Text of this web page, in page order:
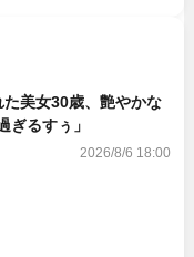
美女30歳、艶やかな
ぎるすぅ」
2026/8/6 18:00